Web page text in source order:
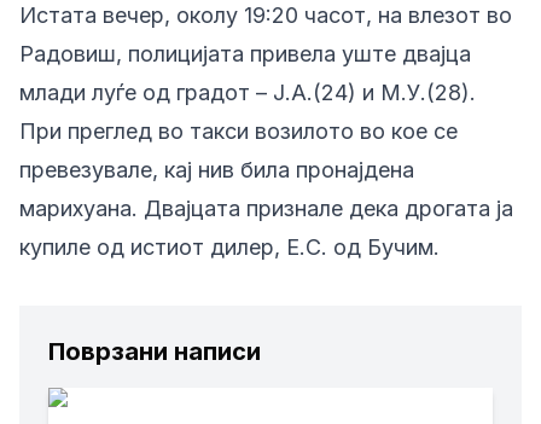
Истата вечер, околу 19:20 часот, на влезот во
Радовиш, полицијата привела уште двајца
млади луѓе од градот – Ј.А.(24) и М.У.(28).
При преглед во такси возилото во кое се
превезувале, кај нив била пронајдена
марихуана. Двајцата признале дека дрогата ја
купиле од истиот дилер, Е.С. од Бучим.
Поврзани написи